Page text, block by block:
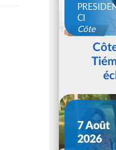
CI
Côte
d'Ivoire
7 Août
2026